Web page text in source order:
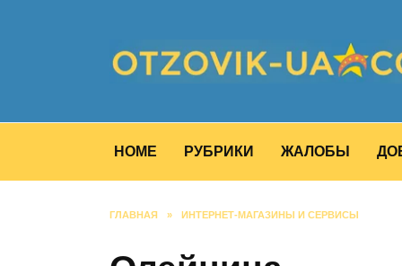
HOME РУБРИКИ ЖАЛОБЫ
ГЛАВНАЯ » ИНТЕРНЕТ-МАГАЗИНЫ И СЕРВИСЫ